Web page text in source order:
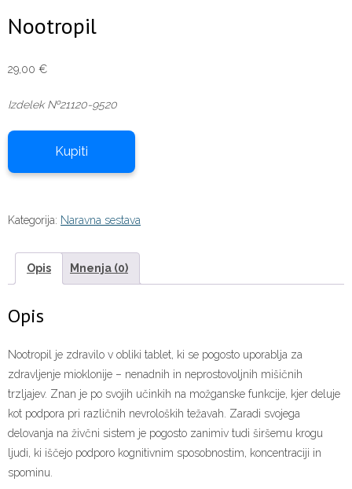
Nootropil
29,00 €
Izdelek №21120-9520
Kupiti
Kategorija: Naravna sestava
Opis Mnenja (0)
Opis
Nootropil je zdravilo v obliki tablet, ki se pogosto uporablja za
zdravljenje mioklonije – nenadnih in neprostovoljnih mišičnih
trzljajev. Znan je po svojih učinkih na možganske funkcije, kjer deluje
kot podpora pri različnih nevroloških težavah. Zaradi svojega
delovanja na živčni sistem je pogosto zanimiv tudi širšemu krogu
ljudi, ki iščejo podporo kognitivnim sposobnostim, koncentraciji in
spominu.